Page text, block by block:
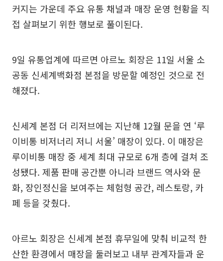
커지는 가운데 주요 유통 채널과 매장 운영 현황을 직
접 살펴보기 위한 행보로 풀이된다.
9일 유통업계에 따르면 아르노 회장은 11일 서울 소
공동 신세계백화점 본점을 방문할 예정인 것으로 전
해졌다.
신세계 본점 더 리저브에는 지난해 12월 문을 연 ‘루
이비통 비저너리 저니 서울’ 매장이 있다. 이 매장은
루이비통 매장 중 세계 최대 규모로 6개 층에 걸쳐 조
성됐다. 제품 판매 공간뿐 아니라 브랜드 역사와 문
화, 장인정신을 보여주는 체험형 공간, 레스토랑, 카
페 등을 갖췄다.
아르노 회장은 신세계 본점 휴무일에 맞춰 비교적 한
산한 환경에서 매장을 둘러보고 내부 관계자들과 운